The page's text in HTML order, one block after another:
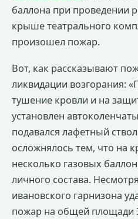
баллона при проведении
крыше театрального
произошел пожар.
Вот, как рассказывают
ликвидации возгорания:
тушение кровли и на
установлен
подавался лафетный
осложнялось тем, что на
несколько газовых
личного состава.
ивановского гарнизона
пожар на общей площади